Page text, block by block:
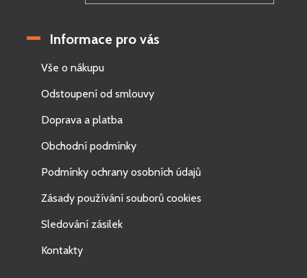
Informace pro vás
Vše o nákupu
Odstoupení od smlouvy
Doprava a platba
Obchodní podmínky
Podmínky ochrany osobních údajů
Zásady používání souborů cookies
Sledování zásilek
Kontakty